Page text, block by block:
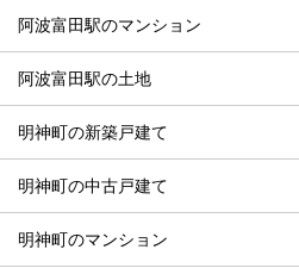
阿波富田駅のマンション
阿波富田駅の土地
明神町の新築戸建て
明神町の中古戸建て
明神町のマンション